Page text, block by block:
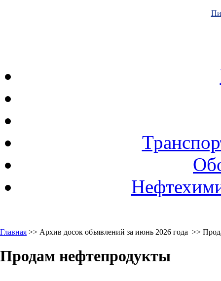
Главная >> Архив досок объявлений за июнь 2026 года >>
Продам нефтепродукты